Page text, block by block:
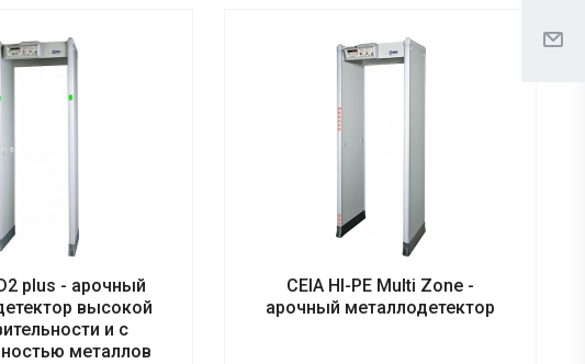
plus - арочный
высокой
и с
металлов
CEIA HI-PE Multi Zone -
арочный металлодетектор